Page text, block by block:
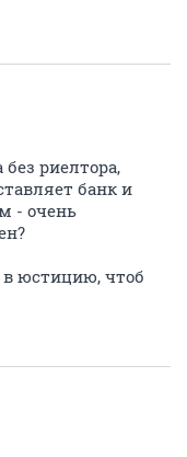
риелтора,
банк и
- очень
в юстицию, чтоб